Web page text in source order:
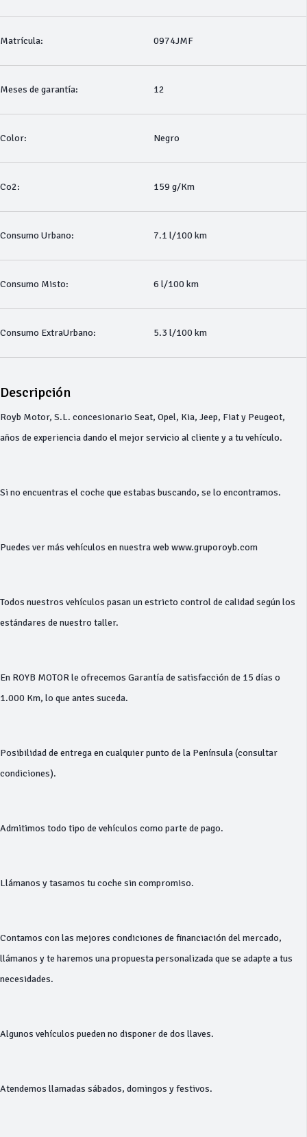
Matrícula: 0974JMF
Meses de garantía: 12
Color: Negro
Co2: 159 g/Km
Consumo Urbano: 7.1 l/100 km
Consumo Misto: 6 l/100 km
Consumo ExtraUrbano: 5.3 l/100 km
Descripción
Royb Motor, S.L. concesionario Seat, Opel, Kia, Jeep, Fiat y Peugeot,
años de experiencia dando el mejor servicio al cliente y a tu vehículo.
Si no encuentras el coche que estabas buscando, se lo encontramos.
Puedes ver más vehículos en nuestra web www.gruporoyb.com
Todos nuestros vehículos pasan un estricto control de calidad según los
estándares de nuestro taller.
En ROYB MOTOR le ofrecemos Garantía de satisfacción de 15 días o
1.000 Km, lo que antes suceda.
Posibilidad de entrega en cualquier punto de la Península (consultar
condiciones).
Admitimos todo tipo de vehículos como parte de pago.
Llámanos y tasamos tu coche sin compromiso.
Contamos con las mejores condiciones de financiación del mercado,
llámanos y te haremos una propuesta personalizada que se adapte a tus
necesidades.
Algunos vehículos pueden no disponer de dos llaves.
Atendemos llamadas sábados, domingos y festivos.